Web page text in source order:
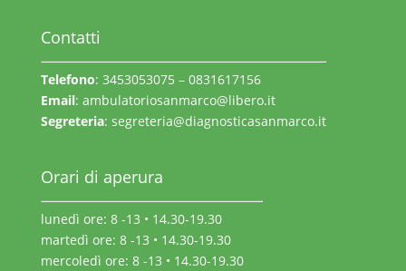
Contatti
Telefono: 3453053075 – 0831617156
Email: ambulatoriosanmarco@libero.it
Segreteria: segreteria@diagnosticasanmarco.it
Orari di aperura
lunedì ore: 8 -13 • 14.30-19.30
martedì ore: 8 -13 • 14.30-19.30
mercoledì ore: 8 -13 • 14.30-19.30